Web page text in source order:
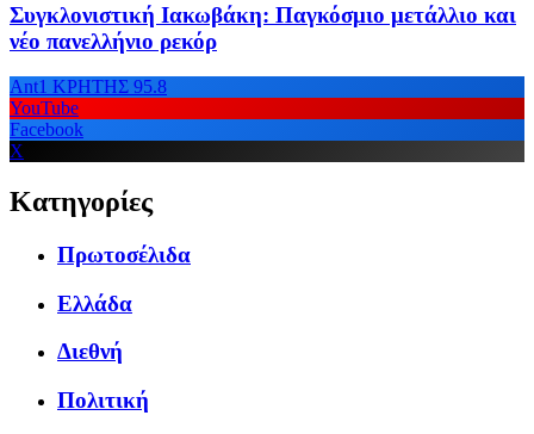
Συγκλονιστική Ιακωβάκη: Παγκόσμιο μετάλλιο και
νέο πανελλήνιο ρεκόρ
Ant1 ΚΡΗΤΗΣ 95.8
YouTube
Facebook
X
Κατηγορίες
Πρωτοσέλιδα
Ελλάδα
Διεθνή
Πολιτική